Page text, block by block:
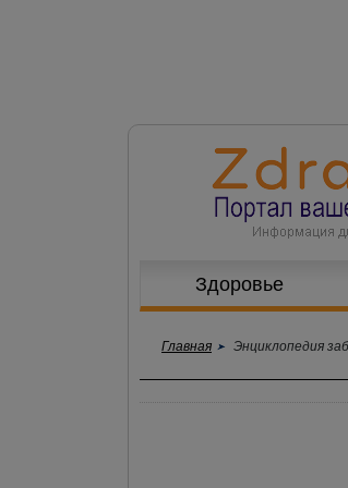
Здоровье
Главная Энциклопедия